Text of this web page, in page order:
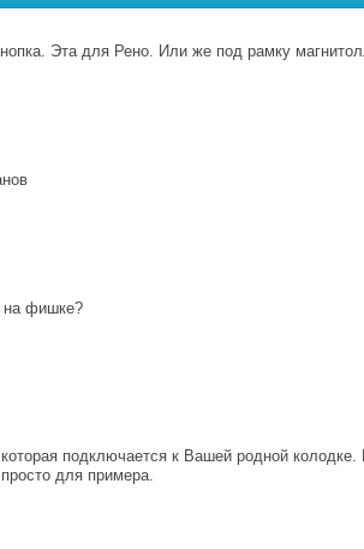
Эта для Рено. Или же под рамку
на фишке?
которая подключается к Вашей родной
для примера.